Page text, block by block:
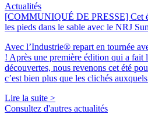
Actualités
[COMMUNIQUÉ DE PRESSE] Cet
les pieds dans le sable avec le NRJ
Avec l’Industrie® repart en tournée
! Après une première édition qui a fait
découvertes, nous revenons cet été
c’est bien plus que les clichés
Lire la suite >
Consultez d'autres actualités